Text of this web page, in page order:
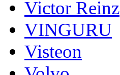
Victor Reinz
VINGURU
Visteon